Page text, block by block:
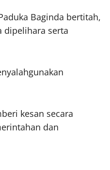
Baginda bertitah,
dipelihara serta
kesan secara
dan